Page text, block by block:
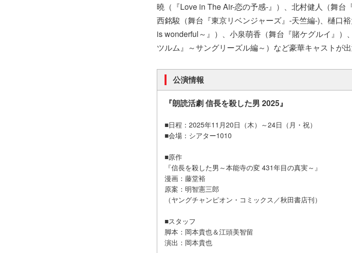
曉（『Love in The Air-恋の予感-』）、北村健人（舞台
西銘駿（舞台『東京リベンジャーズ』-天竺編-)、樋口
is wonderful～』）、小泉萌香（舞台『賭ケグルイ』）
ツルム』～サングリーズル編～）など豪華キャストが出
公演情報
『朗読活劇 信長を殺した男 2025』
■日程：2025年11月20日（木）～24日（月・祝）
■会場：シアター1010
■原作
『信長を殺した男～本能寺の変 431年目の真実～』
漫画：藤堂裕
原案：明智憲三郎
（ヤングチャンピオン・コミックス／秋田書店刊）
■スタッフ
脚本：岡本貴也＆江頭美智留
演出：岡本貴也